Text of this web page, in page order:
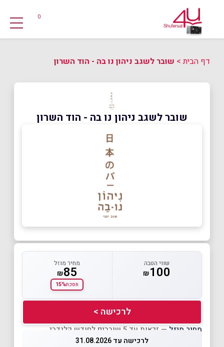
0
דף הבית> שובר לשגב ניהון נו בה - הוד השרון
שובר לשגב ניהון נו בה - הוד השרון
שווי הטבה
₪100
מחיר מוזל
₪85
חסכת15%
לרכישה >
מחיר מוזל — זכאות עד 5 שוברים לחודש קלנדרי
לרכישה עד 31.08.2026